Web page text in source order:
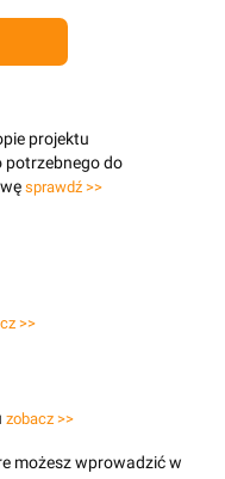
projektu
do
sprawdź >>
>>
zobacz >>
możesz wprowadzić w